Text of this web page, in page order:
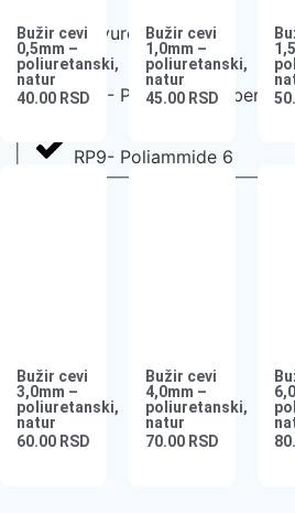
Polyurethene
RP3- PA6 + 35%
RP9- Poliammide 6
Bužir cevi
0,5mm –
poliuretanski,
natur
40.00 RSD
Bužir cevi
1,0mm –
poliuretanski,
natur
45.00 RSD
Bužir cevi
3,0mm –
poliuretanski,
natur
60.00 RSD
Bužir cevi
4,0mm –
poliuretanski,
natur
70.00 RSD